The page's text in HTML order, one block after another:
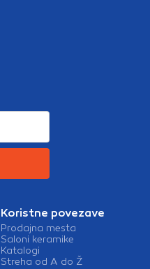
Koristne povezave
Prodajna mesta
Saloni keramike
Katalogi
Streha od A do Ž